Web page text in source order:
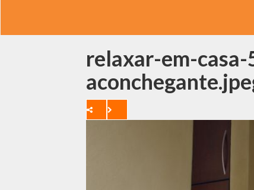
relaxar-em-